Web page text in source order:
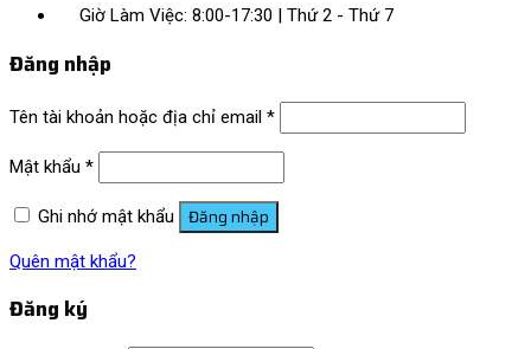
Giờ Làm Việc: 8:00-17:30 | Thứ 2 - Thứ 7
Đăng nhập
Tên tài khoản hoặc địa chỉ email *
Mật khẩu *
Ghi nhớ mật khẩu Đăng nhập
Quên mật khẩu?
Đăng ký